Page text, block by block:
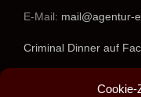
Cookie-
E-Mail: mail@agentur-
Criminal Dinner auf